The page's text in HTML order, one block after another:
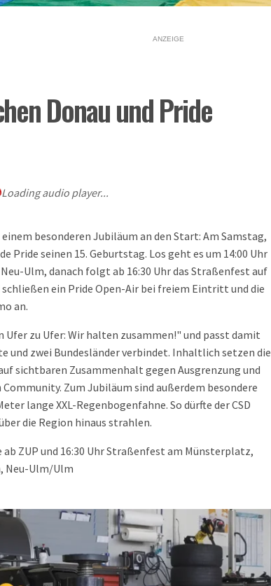
ANZEIGE
Donau und Pride
Loading audio player...
besonderen Jubiläum an den Start: Am Samstag,
Pride seinen 15. Geburtstag. Los geht es um 14:00 Uhr
Ulm, danach folgt ab 16:30 Uhr das Straßenfest auf
ein Pride Open-Air bei freiem Eintritt und die
an.
zu Ufer: Wir halten zusammen!" und passt damit
und zwei Bundesländer verbindet. Inhaltlich setzen die
sichtbaren Zusammenhalt gegen Ausgrenzung und
Zum Jubiläum sind außerdem besondere
lange XXL-Regenbogenfahne. So dürfte der CSD
die Region hinaus strahlen.
ab ZUP und 16:30 Uhr Straßenfest am Münsterplatz,
Neu-Ulm/Ulm